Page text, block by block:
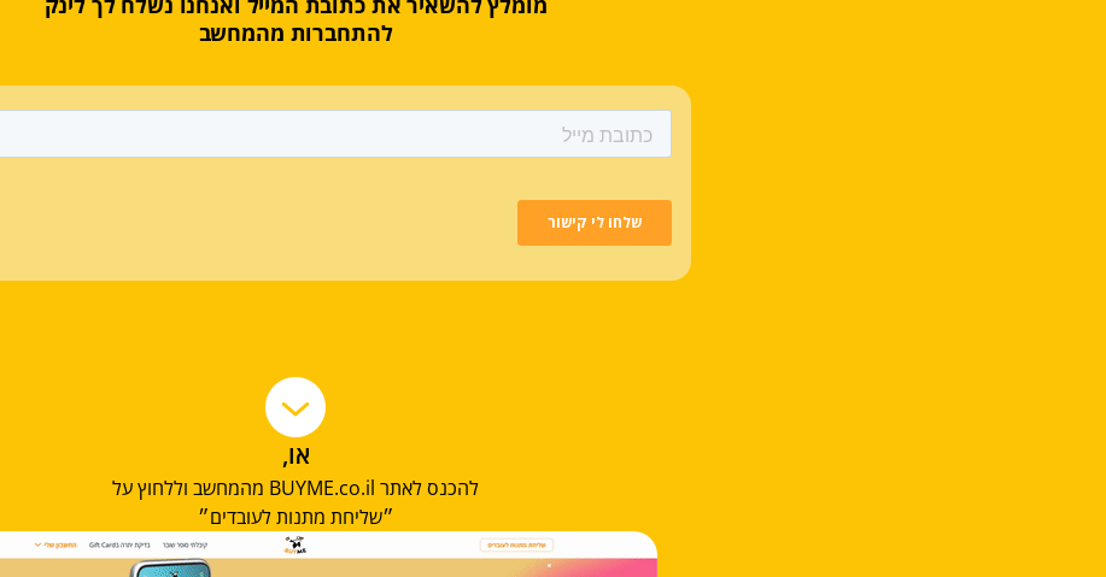
להתחברות מהמחשב
או,
להכנס לאתר BUYME.co.il מהמחשב וללחוץ על
״שליחת מתנות לעובדים״